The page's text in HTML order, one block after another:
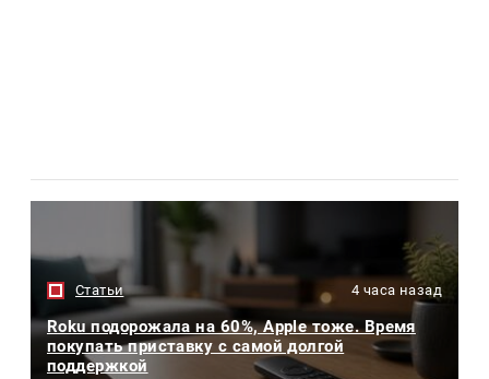
Статьи 4 часа назад
Roku подорожала на 60%, Apple тоже. Время
покупать приставку с самой долгой
поддержкой